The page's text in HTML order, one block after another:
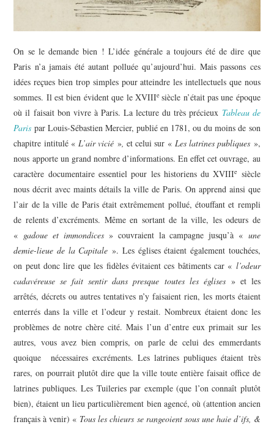
On se le demande bien ! L’idée générale a toujours été de dire que
Paris n’a jamais été autant polluée qu’aujourd’hui. Mais passons ces
idées reçues bien trop simples pour atteindre les intellectuels que nous
sommes. Il est bien évident que le XVIIIe siècle n’était pas une époque
où il faisait bon vivre à Paris. La lecture du très précieux Tableau de
Paris par Louis-Sébastien Mercier, publié en 1781, ou du moins de son
chapitre intitulé « L’air vicié » et celui sur « Les latrines publiques »,
nous apporte un grand nombre d’informations. En effet cet ouvrage, au
caractère documentaire essentiel pour les historiens du XVIIIe siècle
nous décrit avec maints détails la ville de Paris. On apprend ainsi que
l’air de la ville de Paris était extrêmement pollué, étouffant et rempli
de relents d’excréments. Même en sortant de la ville, les odeurs de
« gadoue et immondices» couvraient la campagne jusqu’à « une
demie-lieue de la Capitale». Les églises étaient également touchées,
on peut donc lire que les fidèles évitaient ces bâtiments car « l’odeur
cadavéreuse se fait sentir dans presque toutes les églises» et les
arrêtés, décrets ou autres tentatives n’y faisaient rien, les morts étaient
enterrés dans la ville et l’odeur y restait. Nombreux étaient donc les
problèmes de notre chère cité. Mais l’un d’entre eux primait sur les
autres, vous avez bien compris, on parle de celui des emmerdants
quoique nécessaires excréments. Les latrines publiques étaient très
rares, on pourrait plutôt dire que la ville toute entière faisait office de
latrines publiques. Les Tuileries par exemple (que l’on connaît plutôt
bien), étaient un lieu particulièrement bien agencé, où (attention ancien
français à venir) « Tous les chieurs se rangeoient sous une haie d’ifs, &